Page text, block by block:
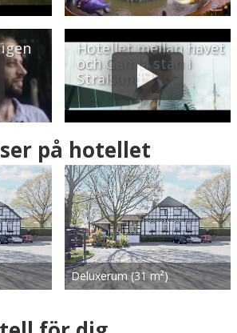
Hotellet mellan havet
och Gamla stan i
Stralsund
på hotellet
Deluxerum (31 m²)